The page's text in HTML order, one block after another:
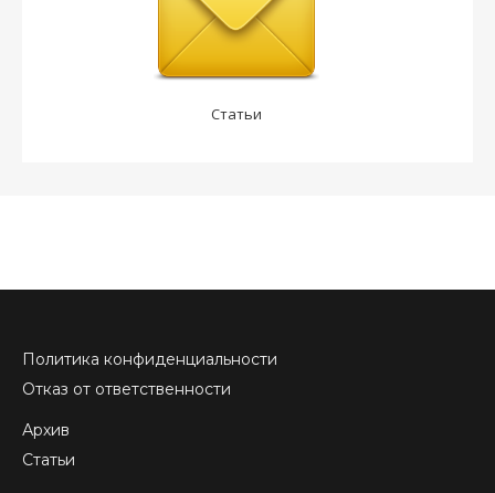
Статьи
Политика конфиденциальности
Отказ от ответственности
Архив
Статьи